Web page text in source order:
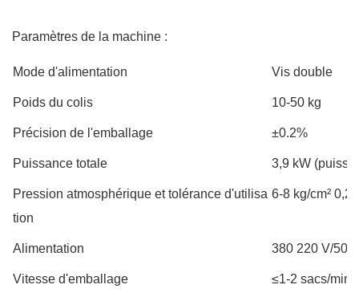
Paramètres de la machine :
Mode d'alimentation Vis double
Poids du colis 10-50 kg
Précision de l'emballage ±0.2%
Puissance totale 3,9 kW
Pression atmosphérique et tolérance d'utilisa
tion
6-8 kg/cm² 0,2
Alimentation 380 220 V/50
Vitesse d'emballage ≤1-2 sacs/min